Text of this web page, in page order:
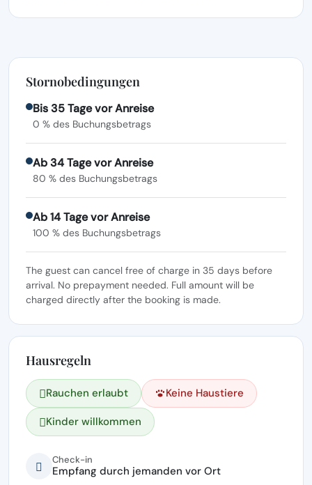
Stornobedingungen
Bis 35 Tage vor Anreise
0 % des Buchungsbetrags
Ab 34 Tage vor Anreise
80 % des Buchungsbetrags
Ab 14 Tage vor Anreise
100 % des Buchungsbetrags
The guest can cancel free of charge in 35 days before
arrival. No prepayment needed. Full amount will be
charged directly after the booking is made.
Hausregeln
Rauchen erlaubt Keine Haustiere
Kinder willkommen
Check-in
Empfang durch jemanden vor Ort